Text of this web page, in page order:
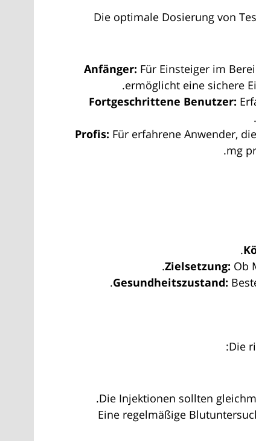
Die optimale Dosierung von
Anfänger: Für Einsteiger im
ermöglicht eine sichere
Fortgeschrittene Benutzer:
Profis: Für erfahrene Anwender,
mg
Zielsetzung: Ob
Gesundheitszustand:
Die
Die Injektionen sollten
Eine regelmäßige